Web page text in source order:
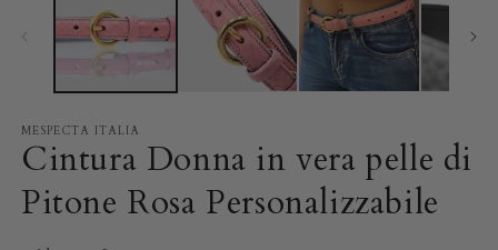
MESPECTA ITALIA
Cintura Donna in vera pelle di
Pitone Rosa Personalizzabile